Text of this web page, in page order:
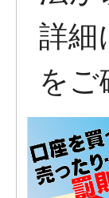
詳細
をご